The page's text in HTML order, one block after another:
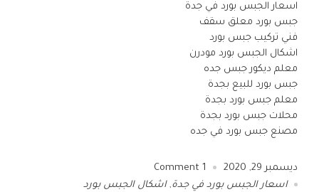
اسعار الجبس بورد في جدة
جبس بورد معلق سقف
فني تركيب جبس بورد
اشكال الجبس بورد مودرن
معلم ديكور جبس جده
جبس بورد للبيع بجدة
معلم جبس بورد بجدة
محلات جبس بورد بجدة
مصنع جبس بورد في جده
ديسمبر 29, 2020 1
اسعار الجبس بورد في جدة,اشكال الجبس بورد